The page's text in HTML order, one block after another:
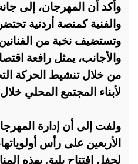
وأكد أن المهرجان، إلى
والفنية كمنصة أردنية
وتستضيف نخبة من
والأجانب، يمثل رافعة
من خلال تنشيط الحركة
لأبناء المجتمع المحلي
ولفت إلى أن إدارة
الأربعين على رأس
لحفل افتتاح يليق بهذه